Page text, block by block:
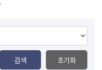
검색 초기화